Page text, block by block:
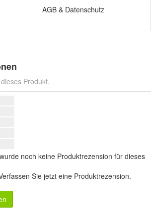
AGB & Datenschutz
Produkt.
noch keine Produktrezension für dieses
Sie jetzt eine Produktrezension.